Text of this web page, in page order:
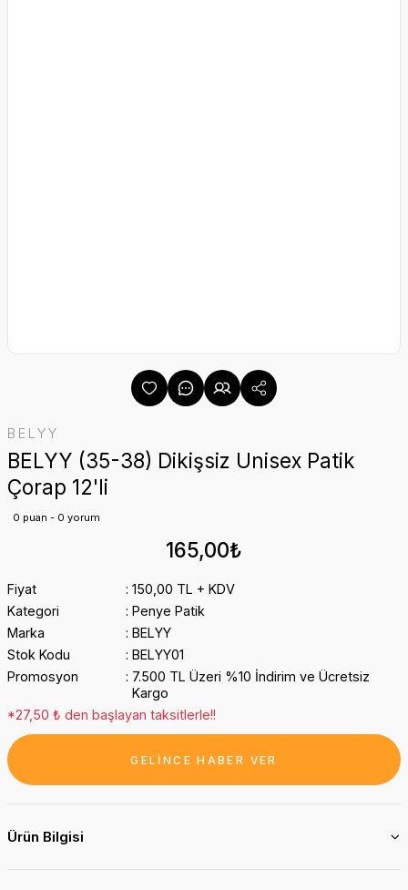
BELYY
BELYY (35-38) Dikişsiz Unisex Patik
Çorap 12'li
0 puan - 0 yorum
165,00₺
Fiyat
150,00 TL + KDV
Kategori
Penye Patik
Marka
BELYY
Stok Kodu
BELYY01
Promosyon
7.500 TL Üzeri %10 İndirim ve Ücretsiz
Kargo
*27,50 ₺ den başlayan taksitlerle!!
GELİNCE HABER VER
Ürün Bilgisi